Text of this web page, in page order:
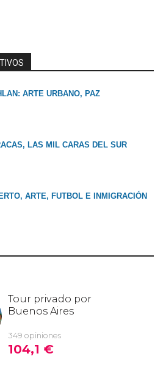
ARTE URBANO, PAZ
LAS MIL CARAS DEL SUR
ARTE, FUTBOL E INMIGRACIÓN